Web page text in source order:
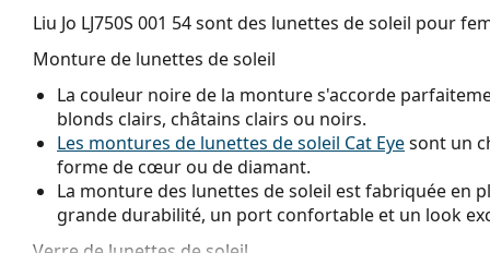
Liu Jo LJ750S 001 54sont des lunettes de soleil pour
Monture de lunettes de soleil
La couleur noire de la monture s'accorde
blonds clairs, châtains clairs ou noirs.
Les montures de lunettes de soleil Cat Eyesont un
forme de cœur ou de diamant.
La monture des lunettes de soleil est fabriquée en
grande durabilité, un port confortable et un look